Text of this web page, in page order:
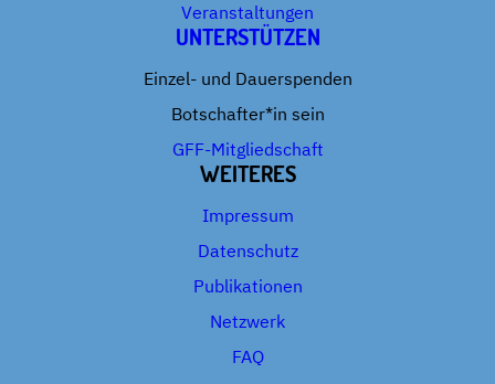
Veranstaltungen
UNTERSTÜTZEN
Einzel- und Dauerspenden
Botschafter*in sein
GFF-Mitgliedschaft
WEITERES
Impressum
Datenschutz
Publikationen
Netzwerk
FAQ